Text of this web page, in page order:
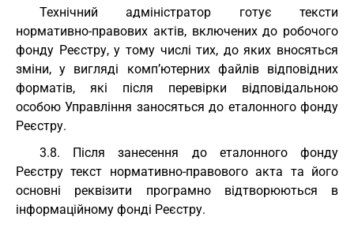
Технічний адміністратор готує тексти
нормативно-правових актів, включених до робочого
фонду Реєстру, у тому числі тих, до яких вносяться
зміни, у вигляді комп’ютерних файлів відповідних
форматів, які після перевірки відповідальною
особою Управління заносяться до еталонного фонду
Реєстру.
3.8. Після занесення до еталонного фонду
Реєстру текст нормативно-правового акта та його
основні реквізити програмно відтворюються в
інформаційному фонді Реєстру.